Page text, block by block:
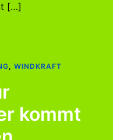
[…]
, WINDKRAFT
kommt